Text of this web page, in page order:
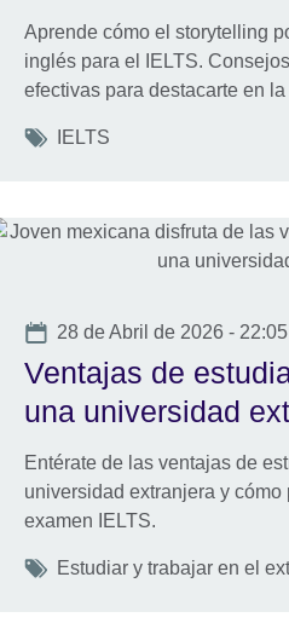
Aprende cómo el storytelling
inglés para el IELTS.
efectivas para destacarte en
Tags
IELTS
Date
28 de Abril de 2026 - 22:05
Ventajas de
una universidad
Entérate de las ventajas de
universidad extranjera y
examen IELTS.
Tags
Estudiar y trabajar en el